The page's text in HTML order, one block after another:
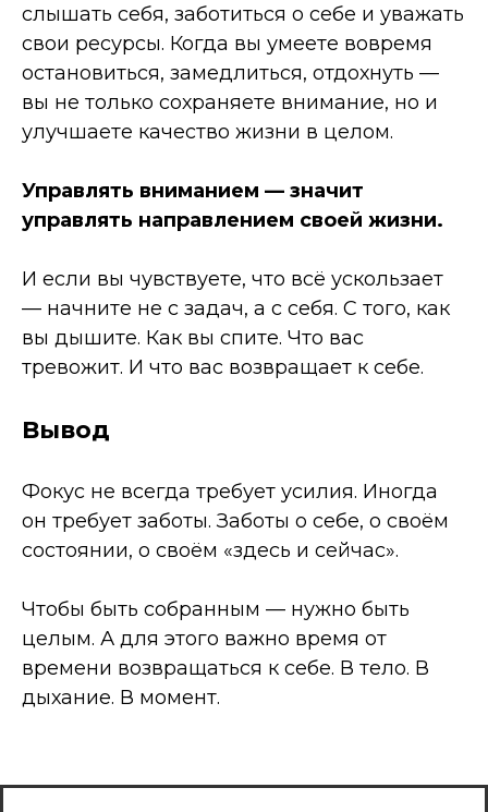
слышать себя, заботиться о себе и уважать
свои ресурсы. Когда вы умеете вовремя
остановиться, замедлиться, отдохнуть —
вы не только сохраняете внимание, но и
улучшаете качество жизни в целом.
Управлять вниманием — значит
управлять направлением своей жизни.
И если вы чувствуете, что всё ускользает
— начните не с задач, а с себя. С того, как
вы дышите. Как вы спите. Что вас
тревожит. И что вас возвращает к себе.
Вывод
Фокус не всегда требует усилия. Иногда
он требует заботы. Заботы о себе, о своём
состоянии, о своём «здесь и сейчас».
Чтобы быть собранным — нужно быть
целым. А для этого важно время от
времени возвращаться к себе. В тело. В
дыхание. В момент.